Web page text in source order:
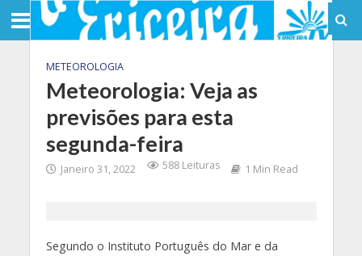
METEOROLOGIA
Meteorologia: Veja as
previsões para esta
segunda-feira
Janeiro 31, 2022 588 Leituras 1 Min Read
Segundo o Instituto Português do Mar e da